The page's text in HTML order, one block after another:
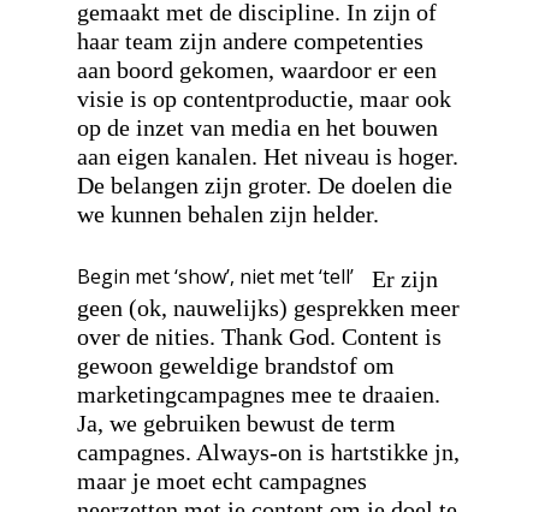
gemaakt met de discipline. In zijn of
haar team zijn andere competenties
aan boord gekomen, waardoor er een
visie is op contentproductie, maar ook
op de inzet van media en het bouwen
aan eigen kanalen. Het niveau is hoger.
De belangen zijn groter. De doelen die
we kunnen behalen zijn helder.
Begin met ‘show’, niet met ‘tell’
Er zijn
geen (ok, nauwelijks) gesprekken meer
over de nities. Thank God. Content is
gewoon geweldige brandstof om
marketingcampagnes mee te draaien.
Ja, we gebruiken bewust de term
campagnes. Always-on is hartstikke jn,
maar je moet echt campagnes